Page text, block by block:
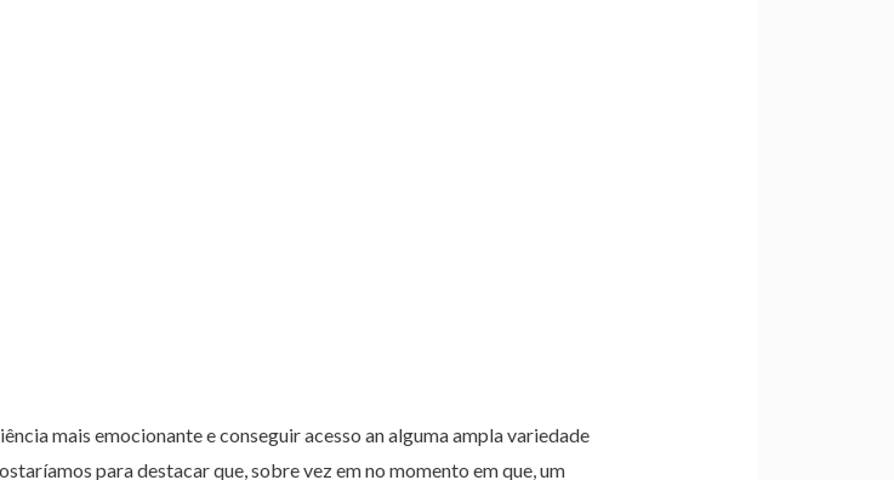
mais emocionante e conseguir acesso an alguma ampla variedade
para destacar que, sobre vez em no momento em que, um